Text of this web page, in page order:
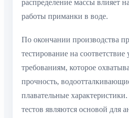
распределение массы влияет
работы приманки в воде.
По окончании производства
тестирование на
требованиям, которое
прочность,
плавательные характеристики.
тестов являются основой для